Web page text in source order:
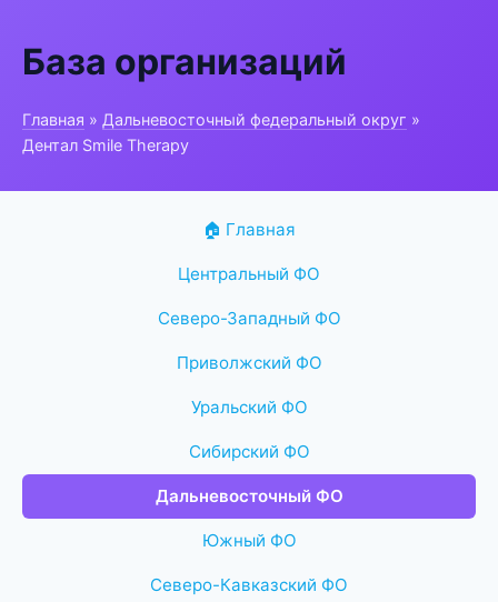
База организаций
Главная » Дальневосточный федеральный округ »
Дентал Smile Therapy
🏠 Главная
Центральный ФО
Северо-Западный ФО
Приволжский ФО
Уральский ФО
Сибирский ФО
Дальневосточный ФО
Южный ФО
Северо-Кавказский ФО